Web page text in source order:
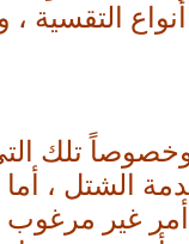
التقسية
تلك
، أما
غير مرغوب